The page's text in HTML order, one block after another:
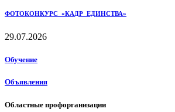
ФОТОКОНКУРС «КАДР ЕДИНСТВА»
29.07.2026
Обучение
Объявления
Областные профорганизации